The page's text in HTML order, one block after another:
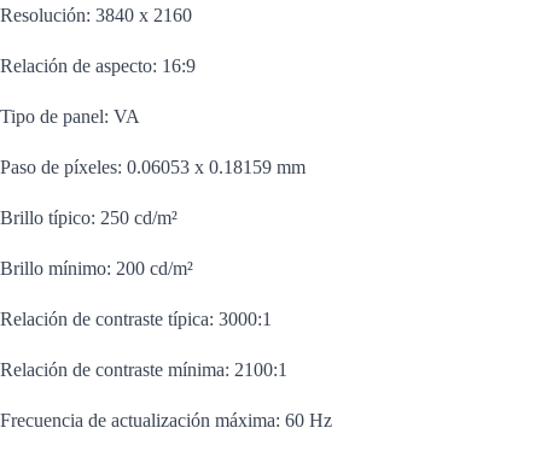
Resolución: 3840 x 2160
Relación de aspecto: 16:9
Tipo de panel: VA
Paso de píxeles: 0.06053 x 0.18159 mm
Brillo típico: 250 cd/m²
Brillo mínimo: 200 cd/m²
Relación de contraste típica: 3000:1
Relación de contraste mínima: 2100:1
Frecuencia de actualización máxima: 60 Hz